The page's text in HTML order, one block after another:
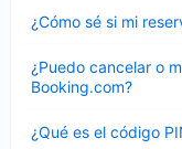
¿Cómo sé si mi
cerrado
¿Puedo cancelar o
Booking.com?
cerrado
¿Qué es el código
cerrado